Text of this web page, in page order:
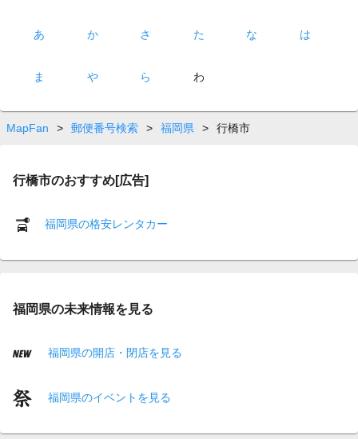
あ か さ た な は
ま や ら わ
MapFan > 郵便番号検索 > 福岡県 > 行橋市
行橋市のおすすめ[広告]
福岡県の格安レンタカー
福岡県の未来情報を見る
福岡県の開店・閉店を見る
福岡県のイベントを見る